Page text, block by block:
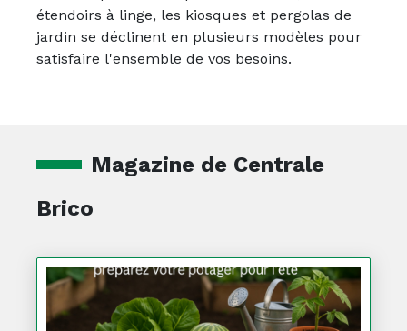
étendoirs à linge, les kiosques et pergolas de
jardin se déclinent en plusieurs modèles pour
satisfaire l'ensemble de vos besoins.
Magazine de Centrale
Brico